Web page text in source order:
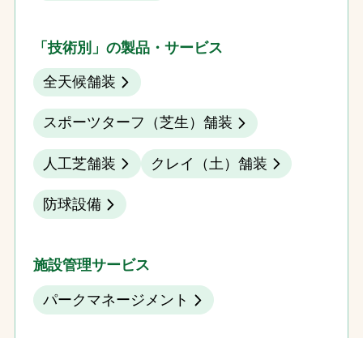
「技術別」の製品・サービス
全天候舗装
スポーツターフ（芝生）舗装
人工芝舗装 クレイ（土）舗装
防球設備
施設管理サービス
パークマネージメント